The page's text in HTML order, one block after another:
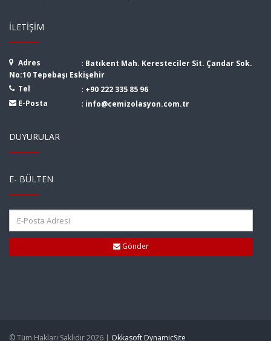
İLETIŞIM
Adres : Batıkent Mah. Keresteciler Sit. Çandar Sok.
No:10 Tepebaşı Eskişehir
Tel
: +90 222 335 85 96
E-Posta
: info@cemizolasyon.com.tr
DUYURULAR
E- BÜLTEN
Gönder
© Tüm Hakları Saklıdır 2026 | Okkasoft DynamicSite